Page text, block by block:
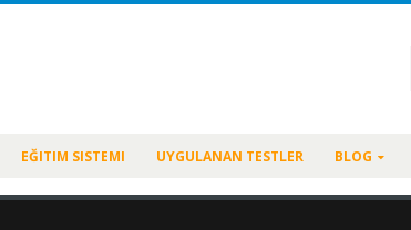
EĞITIM SISTEMI UYGULANAN TESTLER BLOG